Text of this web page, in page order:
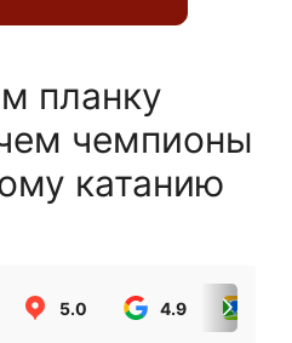
планку
чемпионы
катанию
5.0 4.9